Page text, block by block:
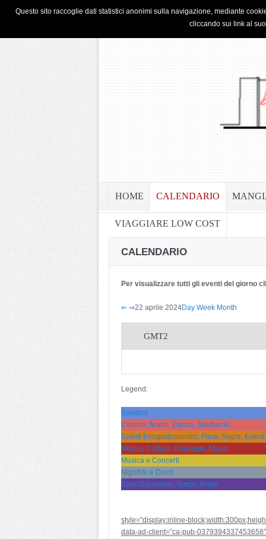
HOME PRIVACY & COOKIE POLICY
HOME CALENDARIO
VIAGGIARE LOW COST
CALENDARIO
Per visualizzare tutti gli eventi del giorno
⇐ ⇒22 aprile 2024Day Week Month
GMT2
Legend:
Bambini
Cinema,Teatro, Danza, Spettacoli
Eventi Enogastronomici, Fiere, Sagre,
Mostre, Cultura, Convegni, Musei
Musica e Concerti
Nightlife e Disco
Sport,Escursioni,Tempo libero
style=”display:inline-
data-ad-client=”ca-pub-0379394337453658″
Questo sito raccoglie dati statistici anonimi sulla navigazione, mediante
cliccando sui link al